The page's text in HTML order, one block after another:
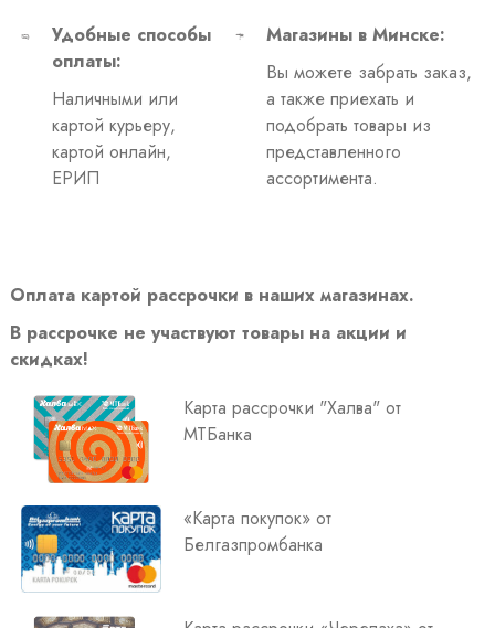
Удобные способы
оплаты:
Наличными или
картой курьеру,
картой онлайн,
ЕРИП
Магазины в Минске:
Вы можете забрать заказ,
а также приехать и
подобрать товары из
представленного
ассортимента.
Оплата картой рассрочки в наших магазинах.
В рассрочке не участвуют товары на акции и
скидках!
Карта рассрочки "Халва" от
МТБанка
«Карта покупок» от
Белгазпромбанка